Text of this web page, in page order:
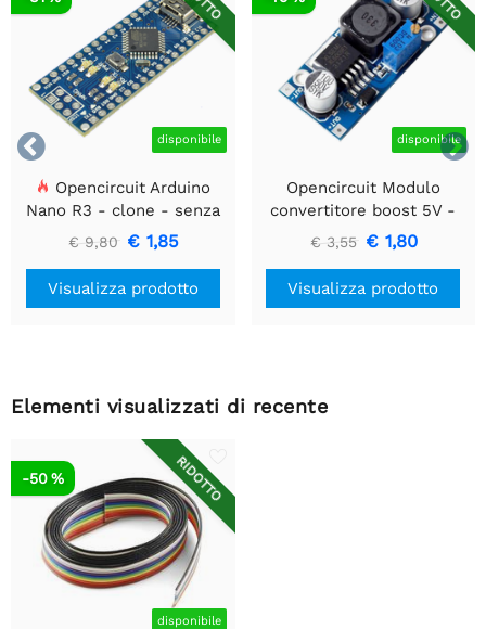

 disponibile
Opencircuit Arduino
Nano R3 - clone - senza
intestazioni
€ 9,80 € 1,85
Visualizza prodotto
disponibile
Opencircuit Modulo
convertitore boost 5V -
35V XL6009
€ 3,55 € 1,80
Visualizza prodotto
Elementi visualizzati di recente
RIDOTTO
disponibile
-50 %